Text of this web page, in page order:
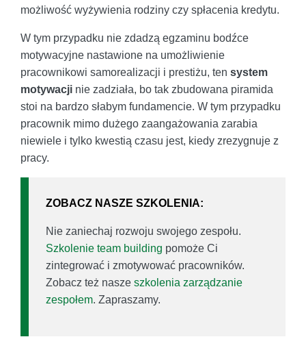
możliwość wyżywienia rodziny czy spłacenia kredytu.
W tym przypadku nie zdadzą egzaminu bodźce
motywacyjne nastawione na umożliwienie
pracownikowi samorealizacji i prestiżu, ten system
motywacji nie zadziała, bo tak zbudowana piramida
stoi na bardzo słabym fundamencie. W tym przypadku
pracownik mimo dużego zaangażowania zarabia
niewiele i tylko kwestią czasu jest, kiedy zrezygnuje z
pracy.
ZOBACZ NASZE SZKOLENIA:
Nie zaniechaj rozwoju swojego zespołu.
Szkolenie team building pomoże Ci
zintegrować i zmotywować pracowników.
Zobacz też nasze szkolenia zarządzanie
zespołem. Zapraszamy.